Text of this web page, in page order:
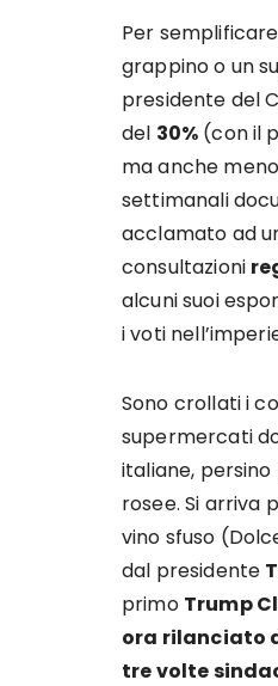
Per semplificare
grappino o un
presidente del
del 30% (con il
ma anche
settimanali
acclamato ad
consultazioni
alcuni suoi
i voti
Sono crollati i
supermercati
italiane, persino
rosee. Si arriva
vino sfuso
dal presidente
primo Trump
ora rilanciato
tre volte